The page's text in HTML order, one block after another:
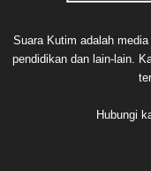
Suara Kutim adalah
pendidikan dan lain-lain.
Hubungi